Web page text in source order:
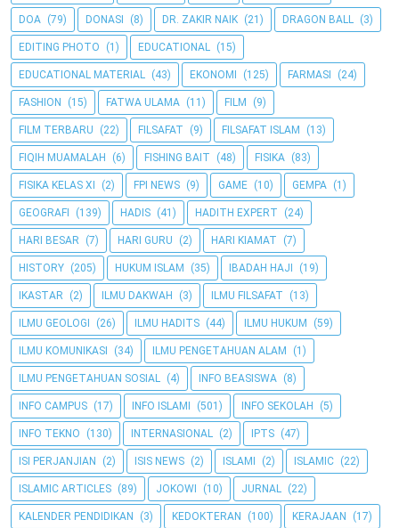
DOA (79) DONASI (8) DR. ZAKIR NAIK (21) DRAGON BALL (3)
EDITING PHOTO (1) EDUCATIONAL (15)
EDUCATIONAL MATERIAL (43) EKONOMI (125) FARMASI (24)
FASHION (15) FATWA ULAMA (11) FILM (9)
FILM TERBARU (22) FILSAFAT (9) FILSAFAT ISLAM (13)
FIQIH MUAMALAH (6) FISHING BAIT (48) FISIKA (83)
FISIKA KELAS XI (2) FPI NEWS (9) GAME (10) GEMPA (1)
GEOGRAFI (139) HADIS (41) HADITH EXPERT (24)
HARI BESAR (7) HARI GURU (2) HARI KIAMAT (7)
HISTORY (205) HUKUM ISLAM (35) IBADAH HAJI (19)
IKASTAR (2) ILMU DAKWAH (3) ILMU FILSAFAT (13)
ILMU GEOLOGI (26) ILMU HADITS (44) ILMU HUKUM (59)
ILMU KOMUNIKASI (34) ILMU PENGETAHUAN ALAM (1)
ILMU PENGETAHUAN SOSIAL (4) INFO BEASISWA (8)
INFO CAMPUS (17) INFO ISLAMI (501) INFO SEKOLAH (5)
INFO TEKNO (130) INTERNASIONAL (2) IPTS (47)
ISI PERJANJIAN (2) ISIS NEWS (2) ISLAMI (2) ISLAMIC (22)
ISLAMIC ARTICLES (89) JOKOWI (10) JURNAL (22)
KALENDER PENDIDIKAN (3) KEDOKTERAN (100) KERAJAAN (17)